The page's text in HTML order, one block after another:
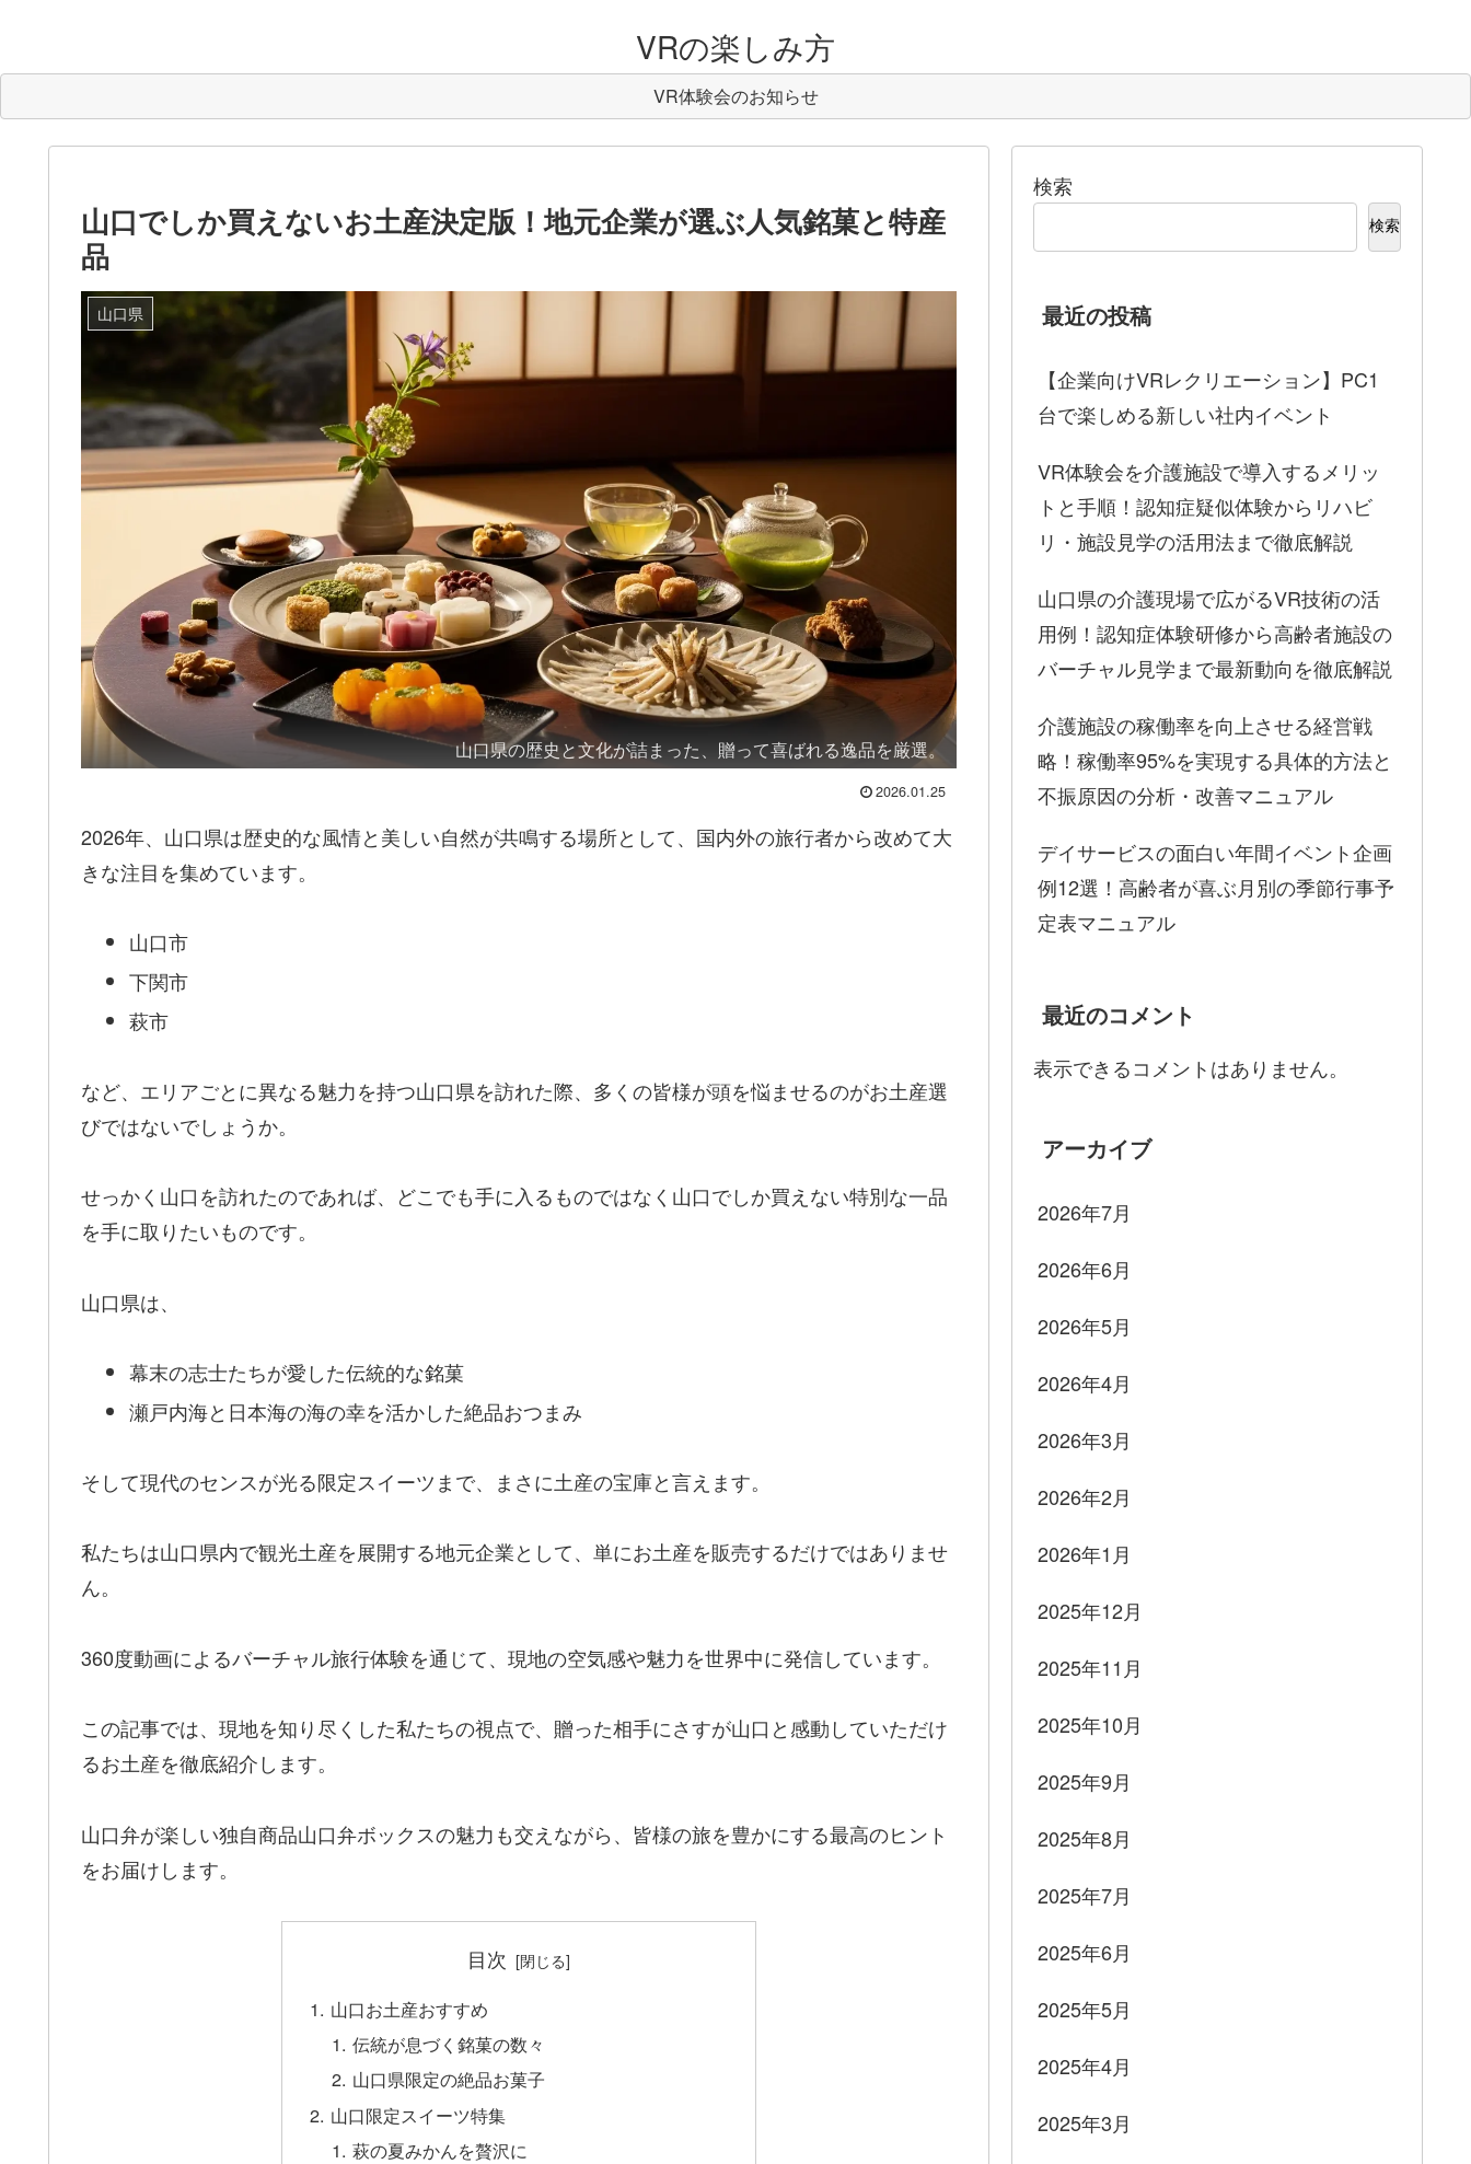
VRの楽しみ方
VR体験会のお知らせ
山口でしか買えないお土産決定版！地元企業が選ぶ人気銘菓と特産
品
山口県
山口県の歴史と文化が詰まった、贈って喜ばれる逸品を厳選。
2026.01.25
2026年、山口県は歴史的な風情と美しい自然が共鳴する場所として、国内外の旅行者から改めて大
きな注目を集めています。
山口市
下関市
萩市
など、エリアごとに異なる魅力を持つ山口県を訪れた際、多くの皆様が頭を悩ませるのがお土産選
びではないでしょうか。
せっかく山口を訪れたのであれば、どこでも手に入るものではなく山口でしか買えない特別な一品
を手に取りたいものです。
山口県は、
幕末の志士たちが愛した伝統的な銘菓
瀬戸内海と日本海の海の幸を活かした絶品おつまみ
そして現代のセンスが光る限定スイーツまで、まさに土産の宝庫と言えます。
私たちは山口県内で観光土産を展開する地元企業として、単にお土産を販売するだけではありませ
ん。
360度動画によるバーチャル旅行体験を通じて、現地の空気感や魅力を世界中に発信しています。
この記事では、現地を知り尽くした私たちの視点で、贈った相手にさすが山口と感動していただけ
るお土産を徹底紹介します。
山口弁が楽しい独自商品山口弁ボックスの魅力も交えながら、皆様の旅を豊かにする最高のヒント
をお届けします。
目次
山口お土産おすすめ
伝統が息づく銘菓の数々
山口県限定の絶品お菓子
山口限定スイーツ特集
萩の夏みかんを贅沢に
検索
検索
最近の投稿
【企業向けVRレクリエーション】PC1
台で楽しめる新しい社内イベント
VR体験会を介護施設で導入するメリッ
トと手順！認知症疑似体験からリハビ
リ・施設見学の活用法まで徹底解説
山口県の介護現場で広がるVR技術の活
用例！認知症体験研修から高齢者施設の
バーチャル見学まで最新動向を徹底解説
介護施設の稼働率を向上させる経営戦
略！稼働率95%を実現する具体的方法と
不振原因の分析・改善マニュアル
デイサービスの面白い年間イベント企画
例12選！高齢者が喜ぶ月別の季節行事予
定表マニュアル
最近のコメント
表示できるコメントはありません。
アーカイブ
2026年7月
2026年6月
2026年5月
2026年4月
2026年3月
2026年2月
2026年1月
2025年12月
2025年11月
2025年10月
2025年9月
2025年8月
2025年7月
2025年6月
2025年5月
2025年4月
2025年3月